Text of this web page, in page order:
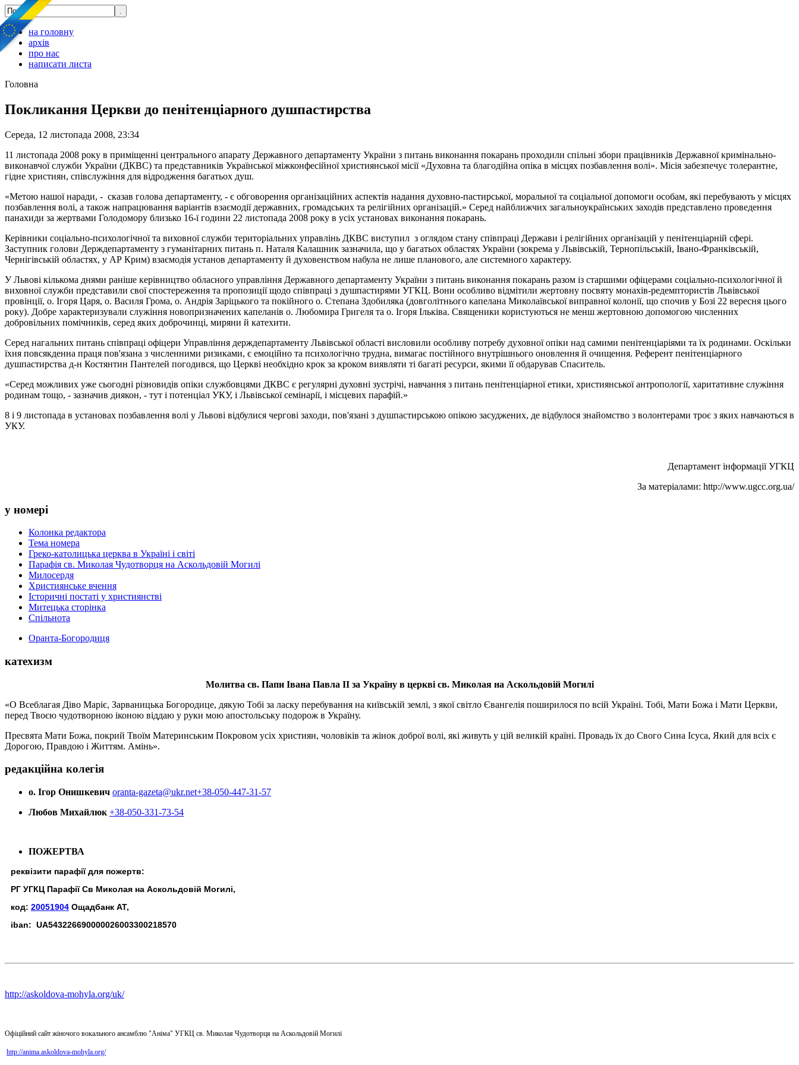
на головну
архів
про нас
написати листа
Головна
Покликання Церкви до пенітенціарного душпастирства
Середа, 12 листопада 2008, 23:34
11 листопада 2008 року в приміщенні центрального апарату Державного департаменту України з питань виконання покарань проходили спільні збори працівників Державної кримінально-
виконавчої служби України (ДКВС) та представників Української міжконфесійної християнської місії «Духовна та благодійна опіка в місцях позбавлення волі». Місія забезпечує толерантне,
гідне християн, співслужіння для відродження багатьох душ.
«Метою нашої наради, - сказав голова департаменту, - є обговорення організаційних аспектів надання духовно-пастирської, моральної та соціальної допомоги особам, які перебувають у місцях
позбавлення волі, а також напрацювання варіантів взаємодії державних, громадських та релігійних організацій.» Серед найближчих загальноукраїнських заходів представлено проведення
панахиди за жертвами Голодомору близько 16-ї години 22 листопада 2008 року в усіх установах виконання покарань.
Керівники соціально-психологічної та виховної служби територіальних управлінь ДКВС виступил з оглядом стану співпраці Держави і релігійних організацій у пенітенціарній сфері.
Заступник голови Держдепартаменту з гуманітарних питань п. Наталя Калашник зазначила, що у багатьох областях України (зокрема у Львівській, Тернопільській, Івано-Франківській,
Чернігівській областях, у АР Крим) взаємодія установ департаменту й духовенством набула не лише планового, але системного характеру.
У Львові кількома днями раніше керівництво обласного управління Державного департаменту України з питань виконання покарань разом із старшими офіцерами соціально-психологічної й
виховної служби представили свої спостереження та пропозиції щодо співпраці з душпастирями УГКЦ. Вони особливо відмітили жертовну посвяту монахів-редемптористів Львівської
провінції, о. Ігоря Царя, о. Василя Грома, о. Андрія Заріцького та покійного о. Степана Здобиляка (довголітнього капелана Миколаївської виправної колонії, що спочив у Бозі 22 вересня цього
року). Добре характеризували служіння новопризначених капеланів о. Любомира Григеля та о. Ігоря Ільківа. Священики користуються не менш жертовною допомогою численних
добровільних помічників, серед яких доброчинці, миряни й катехити.
Серед нагальних питань співпраці офіцери Управління держдепартаменту Львівської області висловили особливу потребу духовної опіки над самими пенітенціаріями та їх родинами. Оскільки
їхня повсякденна праця пов'язана з численними ризиками, є емоційно та психологічно трудна, вимагає постійного внутрішнього оновлення й очищення. Референт пенітенціарного
душпастирства д-н Костянтин Пантелей погодився, що Церкві необхідно крок за кроком виявляти ті багаті ресурси, якими її обдарував Спаситель.
«Серед можливих уже сьогодні різновидів опіки службовцями ДКВС є регулярні духовні зустрічі, навчання з питань пенітенціарної етики, християнської антропології, харитативне служіння
родинам тощо, - зазначив диякон, - тут і потенціал УКУ, і Львівської семінарії, і місцевих парафій.»
8 і 9 листопада в установах позбавлення волі у Львові відбулися чергові заходи, пов'язані з душпастирською опікою засуджених, де відбулося знайомство з волонтерами троє з яких навчаються в
УКУ.
Департамент інформації УГКЦ
За матеріалами: http://www.ugcc.org.ua/
у номері
Колонка редактора
Тема номера
Греко-католицька церква в Україні і світі
Парафія св. Миколая Чудотворця на Аскольдовій Могилі
Милосердя
Християнське вчення
Історичні постаті у християнстві
Митецька сторінка
Спільнота
Оранта-Богородиця
катехизм
Молитва св. Папи Івана Павла ІІ за Україну в церкві св. Миколая на Аскольдовій Могилі
«О Всеблагая Діво Маріє, Зарваницька Богородице, дякую Тобі за ласку перебування на київській землі, з якої світло Євангелія поширилося по всій Україні. Тобі, Мати Божа і Мати Церкви,
перед Твоєю чудотворною іконою віддаю у руки мою апостольську подорож в Україну.
Пресвята Мати Божа, покрий Твоїм Материнським Покровом усіх християн, чоловіків та жінок доброї волі, які живуть у цій великій країні. Провадь їх до Свого Сина Ісуса, Який для всіх є
Дорогою, Правдою і Життям. Амінь».
редакційна колегія
о. Ігор Онишкевич oranta-gazeta@ukr.net+38-050-447-31-57
Любов Михайлюк +38-050-331-73-54
ПОЖЕРТВА
реквізити парафії для пожертв:
РГ УГКЦ Парафії Св Миколая на Аскольдовій Могилі,
код: 20051904 Ощадбанк АТ,
iban: UA543226690000026003300218570
http://askoldova-mohyla.org/uk/
Офіційний сайт жіночого вокального ансамблю "Аніма" УГКЦ св. Миколая Чудотворця на Аскольдовій Могилі
http://anima.askoldova-mohyla.org/